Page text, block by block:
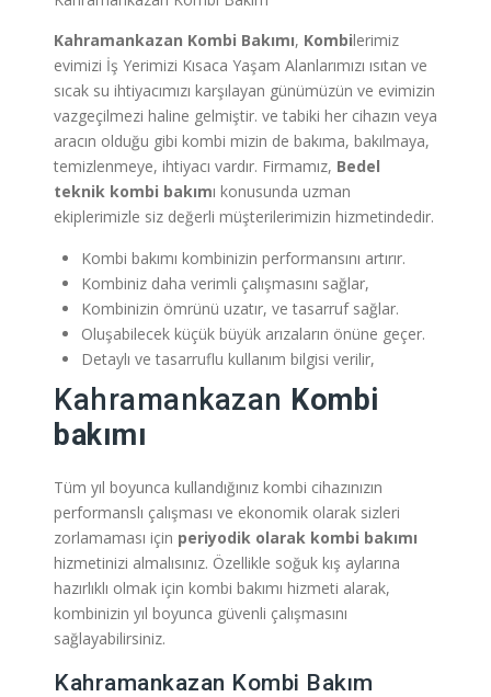
Kahramankazan Kombi Bakımı, Kombilerimiz
evimizi İş Yerimizi Kısaca Yaşam Alanlarımızı ısıtan ve
sıcak su ihtiyacımızı karşılayan günümüzün ve evimizin
vazgeçilmezi haline gelmiştir. ve tabiki her cihazın veya
aracın olduğu gibi kombi mizin de bakıma, bakılmaya,
temizlenmeye, ihtiyacı vardır. Firmamız, Bedel
teknik kombi bakımı konusunda uzman
ekiplerimizle siz değerli müşterilerimizin hizmetindedir.
Kombi bakımı kombinizin performansını artırır.
Kombiniz daha verimli çalışmasını sağlar,
Kombinizin ömrünü uzatır, ve tasarruf sağlar.
Oluşabilecek küçük büyük arızaların önüne geçer.
Detaylı ve tasarruflu kullanım bilgisi verilir,
Kahramankazan Kombi
bakımı
Tüm yıl boyunca kullandığınız kombi cihazınızın
performanslı çalışması ve ekonomik olarak sizleri
zorlamaması için periyodik olarak kombi bakımı
hizmetinizi almalısınız. Özellikle soğuk kış aylarına
hazırlıklı olmak için kombi bakımı hizmeti alarak,
kombinizin yıl boyunca güvenli çalışmasını
sağlayabilirsiniz.
Kahramankazan Kombi Bakım